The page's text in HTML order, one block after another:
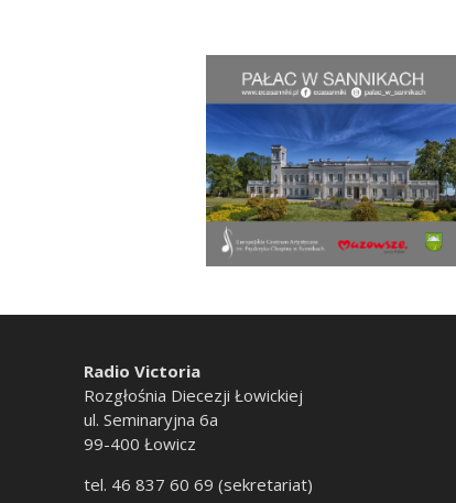
Radio Victoria
Rozgłośnia Diecezji Łowickiej
ul. Seminaryjna 6a
99-400 Łowicz
tel. 46 837 60 69 (sekretariat)